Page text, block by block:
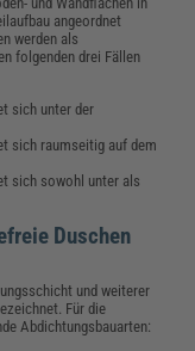
angeordnet
werden als
folgenden drei Fällen
sich unter der
sich raumseitig auf dem
sich sowohl unter als
Duschen
und weiterer
Für die
Abdichtungsbauarten: